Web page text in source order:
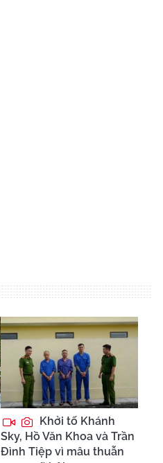
Khởi tố Khánh
Sky, Hồ Văn Khoa và Trần
Đình Tiệp vì mâu thuẫn